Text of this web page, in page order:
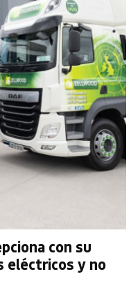
con su
eléctricos y no